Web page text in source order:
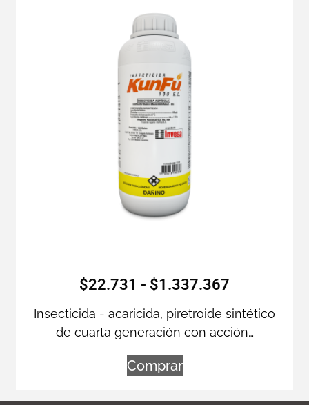
$22.731 - $1.337.367
Insecticida - acaricida, piretroide sintético
de cuarta generación con acción…
Comprar